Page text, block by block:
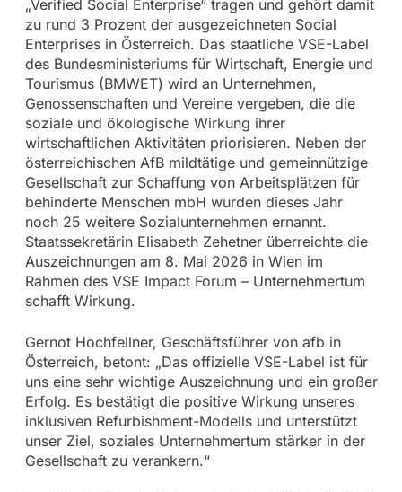
„Verified Social Enterprise“ tragen und gehört damit
zu rund 3 Prozent der ausgezeichneten Social
Enterprises in Österreich. Das staatliche VSE-Label
des Bundesministeriums für Wirtschaft, Energie und
Tourismus (BMWET) wird an Unternehmen,
Genossenschaften und Vereine vergeben, die die
soziale und ökologische Wirkung ihrer
wirtschaftlichen Aktivitäten priorisieren. Neben der
österreichischen AfB mildtätige und gemeinnützige
Gesellschaft zur Schaffung von Arbeitsplätzen für
behinderte Menschen mbH wurden dieses Jahr
noch 25 weitere Sozialunternehmen ernannt.
Staatssekretärin Elisabeth Zehetner überreichte die
Auszeichnungen am 8. Mai 2026 in Wien im
Rahmen des VSE Impact Forum – Unternehmertum
schafft Wirkung.
Gernot Hochfellner, Geschäftsführer von afb in
Österreich, betont: „Das offizielle VSE-Label ist für
uns eine sehr wichtige Auszeichnung und ein großer
Erfolg. Es bestätigt die positive Wirkung unseres
inklusiven Refurbishment-Modells und unterstützt
unser Ziel, soziales Unternehmertum stärker in der
Gesellschaft zu verankern.“